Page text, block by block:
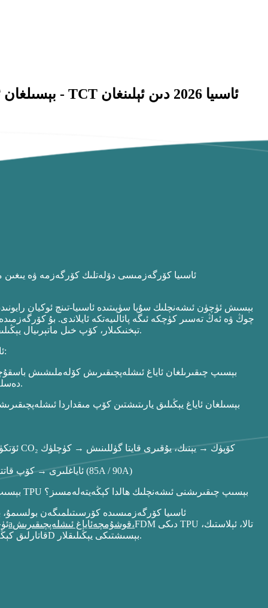
چوڭ ۋە ئەڭ تەسىر كۈچكە ئىگە پائالىيەتكە ئايلاندى. بۇ
تېخنىكىلار، كۆپ خىل ماتېرىيال يېڭىلىقلىرى ۋە ئەمەلىي سانائەت ھەل قىلىش چارىلىرى كۆرسىتىلدى.
TCT ئاسىيا 2026 نىڭ سانائەت سىگنالى بىر نەرسىنى ئىسپاتلىدى:
دەسلەپكى باسقۇچتىكى سودىلىشىش باسقۇچىدىن ھالقىپ كەتمەكتە.
PEAK – 3D NextFit: تولۇق 3D بېسىلغان TPU ئاياغلىرى → كۆپ قاتتىقلىق رايونلىرى (85A / 90A)
مۇھىم نۇقتا: رىقابەت ئۆزگەردى: سىز TPU بېسىپ چىقىرالايسىزمۇ؟ TPU بېسىپ چىقىرىشنى ئىشەنچلىك ھالدا كېڭەيتەلەمسىز؟
a قوشۇمچەئاياغ ئىشلەپچىقىرىش،FDM دىكى TPU تالا، ئېلاستىك،
Si-TPV قاتارلىق كېڭەيتكىلى بولىدىغان 3D بېسىشتىكى يېڭىلىقلار.